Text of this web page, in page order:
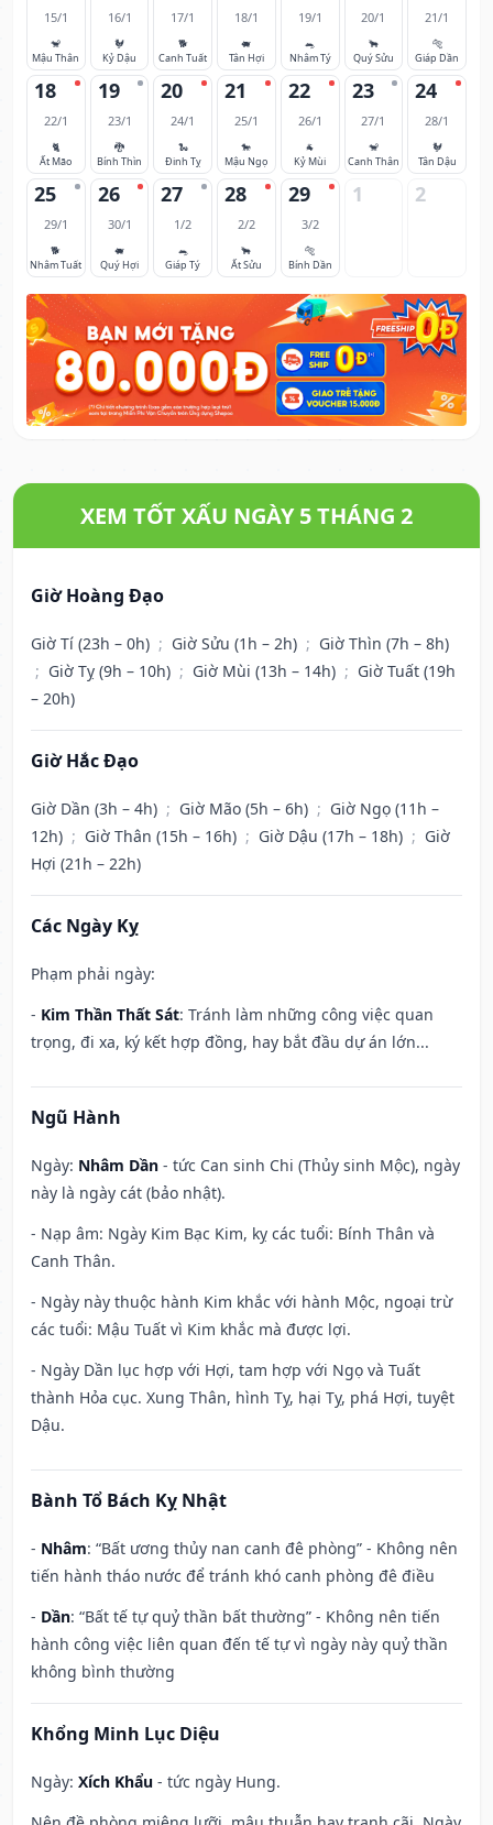
15/1
🐒
Mậu Thân
16/1
🐓
Kỷ Dậu
17/1
🐕
Canh Tuất
18/1
🐖
Tân Hợi
19/1
🐀
Nhâm Tý
20/1
🐂
Quý Sửu
21/1
🐅
Giáp Dần
18
22/1
🐈
Ất Mão
19
23/1
🐉
Bính Thìn
20
24/1
🐍
Đinh Tỵ
21
25/1
🐎
Mậu Ngọ
22
26/1
🐐
Kỷ Mùi
23
27/1
🐒
Canh Thân
24
28/1
🐓
Tân Dậu
25
29/1
🐕
Nhâm Tuất
26
30/1
🐖
Quý Hợi
27
1/2
🐀
Giáp Tý
28
2/2
🐂
Ất Sửu
29
3/2
🐅
Bính Dần
1 2
XEM TỐT XẤU NGÀY 5 THÁNG 2
Giờ Hoàng Đạo
Giờ Tí (23h – 0h) ; Giờ Sửu (1h – 2h) ; Giờ Thìn (7h – 8h)
; Giờ Tỵ (9h – 10h) ; Giờ Mùi (13h – 14h) ; Giờ Tuất (19h
– 20h)
Giờ Hắc Đạo
Giờ Dần (3h – 4h) ; Giờ Mão (5h – 6h) ; Giờ Ngọ (11h –
12h) ; Giờ Thân (15h – 16h) ; Giờ Dậu (17h – 18h) ; Giờ
Hợi (21h – 22h)
Các Ngày Kỵ
Phạm phải ngày:
- Kim Thần Thất Sát: Tránh làm những công việc quan
trọng, đi xa, ký kết hợp đồng, hay bắt đầu dự án lớn...
Ngũ Hành
Ngày: Nhâm Dần - tức Can sinh Chi (Thủy sinh Mộc), ngày
này là ngày cát (bảo nhật).
- Nạp âm: Ngày Kim Bạc Kim, kỵ các tuổi: Bính Thân và
Canh Thân.
- Ngày này thuộc hành Kim khắc với hành Mộc, ngoại trừ
các tuổi: Mậu Tuất vì Kim khắc mà được lợi.
- Ngày Dần lục hợp với Hợi, tam hợp với Ngọ và Tuất
thành Hỏa cục. Xung Thân, hình Tỵ, hại Tỵ, phá Hợi, tuyệt
Dậu.
Bành Tổ Bách Kỵ Nhật
- Nhâm: “Bất ương thủy nan canh đê phòng” - Không nên
tiến hành tháo nước để tránh khó canh phòng đê điều
- Dần: “Bất tế tự quỷ thần bất thường” - Không nên tiến
hành công việc liên quan đến tế tự vì ngày này quỷ thần
không bình thường
Khổng Minh Lục Diệu
Ngày: Xích Khẩu - tức ngày Hung.